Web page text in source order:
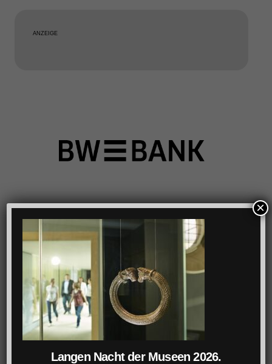
ANZEIGE
Langen Nacht der Museen 2026.
×